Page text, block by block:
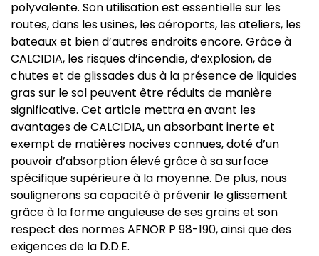
polyvalente. Son utilisation est essentielle sur les
routes, dans les usines, les aéroports, les ateliers, les
bateaux et bien d’autres endroits encore. Grâce à
CALCIDIA, les risques d’incendie, d’explosion, de
chutes et de glissades dus à la présence de liquides
gras sur le sol peuvent être réduits de manière
significative. Cet article mettra en avant les
avantages de CALCIDIA, un absorbant inerte et
exempt de matières nocives connues, doté d’un
pouvoir d’absorption élevé grâce à sa surface
spécifique supérieure à la moyenne. De plus, nous
soulignerons sa capacité à prévenir le glissement
grâce à la forme anguleuse de ses grains et son
respect des normes AFNOR P 98-190, ainsi que des
exigences de la D.D.E.